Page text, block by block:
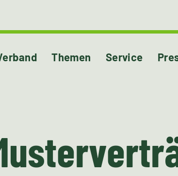
Themen Service